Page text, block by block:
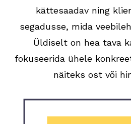
kättesaadav ning
segadusse, mida
Üldiselt on hea tava
fokuseerida ühele
näiteks ost või